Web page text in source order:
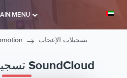
MENU
تسجيلات الإعجاب
تسجيلات الإعجاب SoundCloud